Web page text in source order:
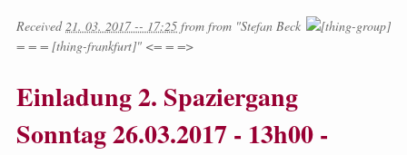
Received21. 03. 2017 -- 17:25 from from "Stefan Beck
= = = [thing-frankfurt]" <= = =>
Einladung 2. Spaziergang
Sonntag 26.03.2017 - 13h00 -